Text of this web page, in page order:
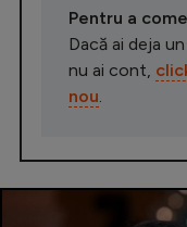
Pentru a
Dacă ai deja
nu ai cont,
nou